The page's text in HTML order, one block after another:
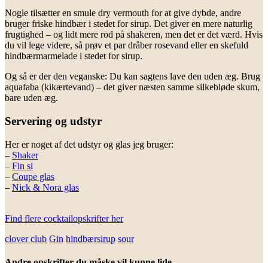
Nogle tilsætter en smule dry vermouth for at give dybde, andre
bruger friske hindbær i stedet for sirup. Det giver en mere naturlig
frugtighed – og lidt mere rod på shakeren, men det er det værd. Hvis
du vil lege videre, så prøv et par dråber rosevand eller en skefuld
hindbærmarmelade i stedet for sirup.
Og så er der den veganske: Du kan sagtens lave den uden æg. Brug
aquafaba (kikærtevand) – det giver næsten samme silkebløde skum,
bare uden æg.
Servering og udstyr
Her er noget af det udstyr og glas jeg bruger:
– Shaker
– Fin si
– Coupe glas
– Nick & Nora glas
Find flere cocktailopskrifter her
clover club Gin hindbærsirup sour